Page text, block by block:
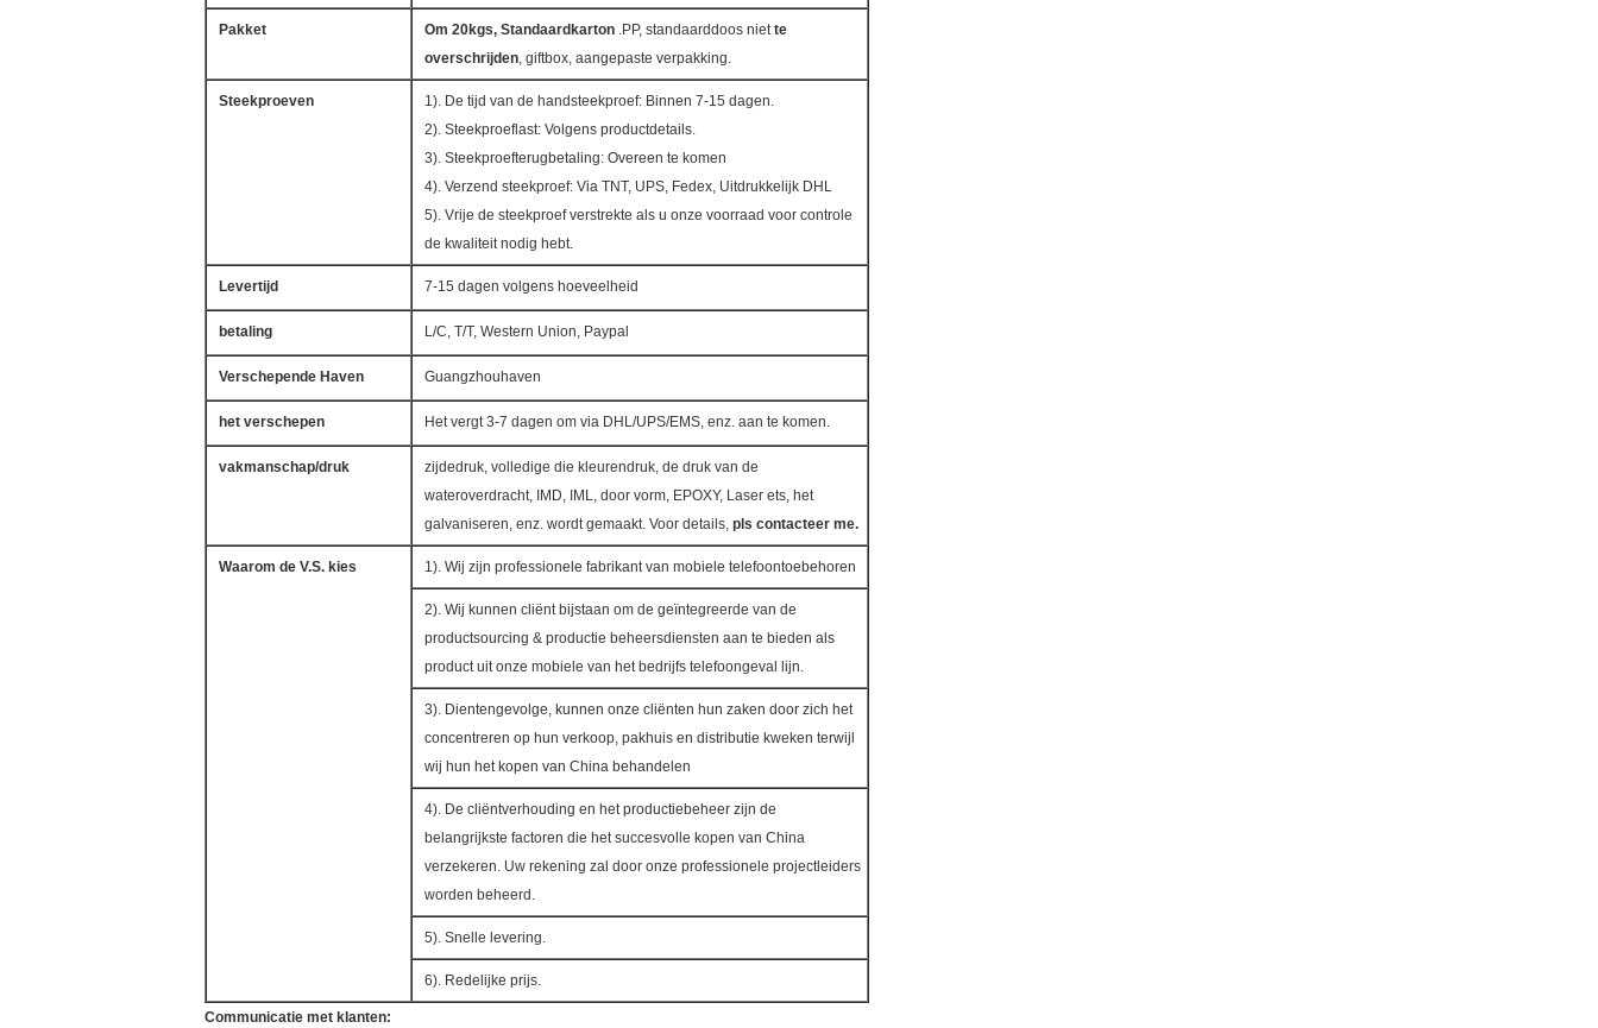
Pakket Om 20kgs, Standaardkarton .PP, standaarddoos niette
overschrijden, giftbox, aangepaste verpakking.
Steekproeven
1). De tijd van de handsteekproef: Binnen 7-15 dagen.
2). Steekproeflast: Volgens productdetails.
3). Steekproefterugbetaling: Overeen te komen
4). Verzend steekproef: Via TNT, UPS, Fedex, Uitdrukkelijk DHL
5). Vrije de steekproef verstrekte als u onze voorraad voor controle
de kwaliteit nodig hebt.
Levertijd 7-15 dagen volgens hoeveelheid
betaling L/C, T/T, Western Union, Paypal
Verschepende Haven Guangzhouhaven
het verschepen Het vergt 3-7 dagen om via DHL/UPS/EMS, enz. aan te komen.
vakmanschap/druk
zijdedruk, volledige die kleurendruk, de druk van de
wateroverdracht, IMD, IML, door vorm, EPOXY, Laser ets, het
galvaniseren, enz. wordt gemaakt. Voor details, pls contacteer me.
Waarom de V.S. kies 1). Wij zijn professionele fabrikant van mobiele telefoontoebehoren
2). Wij kunnen cliënt bijstaan om de geïntegreerde van de
productsourcing & productie beheersdiensten aan te bieden als
product uit onze mobiele van het bedrijfs telefoongeval lijn.
3). Dientengevolge, kunnen onze cliënten hun zaken door zich het
concentreren op hun verkoop, pakhuis en distributie kweken terwijl
wij hun het kopen van China behandelen
4). De cliëntverhouding en het productiebeheer zijn de
belangrijkste factoren die het succesvolle kopen van China
verzekeren. Uw rekening zal door onze professionele projectleiders
worden beheerd.
5). Snelle levering.
6). Redelijke prijs.
Communicatie met klanten: